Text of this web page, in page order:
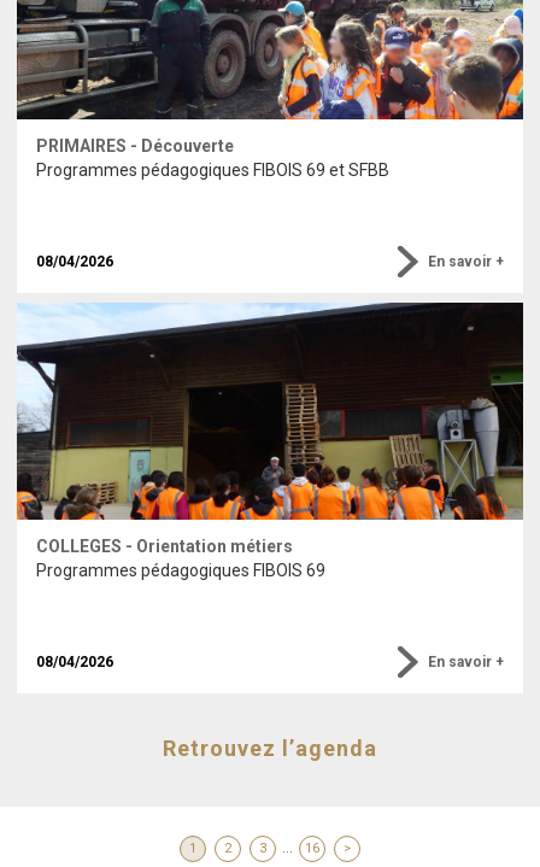
PRIMAIRES - Découverte
Programmes pédagogiques FIBOIS 69 et SFBB
08/04/2026 En savoir +
COLLEGES - Orientation métiers
Programmes pédagogiques FIBOIS 69
08/04/2026 En savoir +
Retrouvez l’agenda
1 2 3 ... 16 >